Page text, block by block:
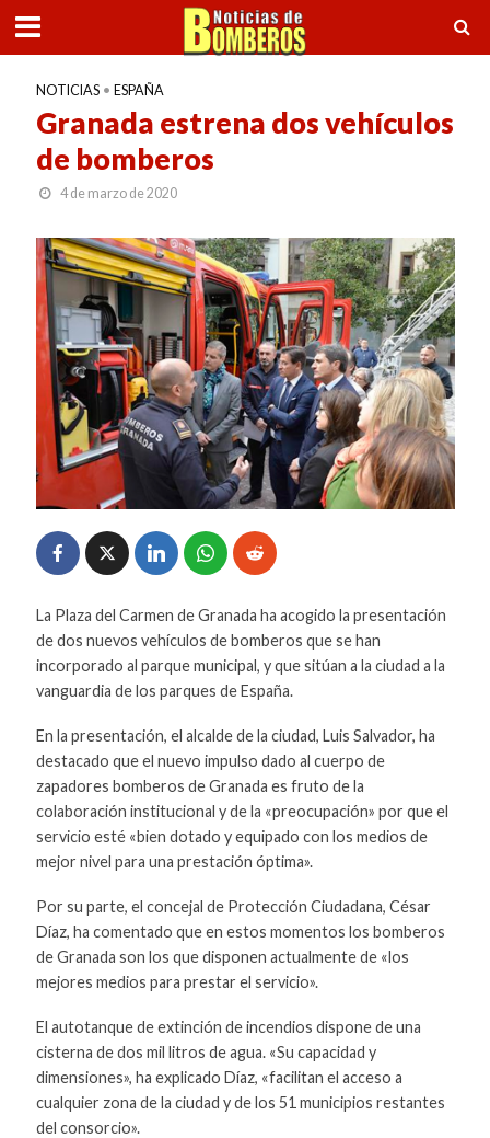
NOTICIAS • ESPAÑA
Granada estrena dos vehículos
de bomberos
4 de marzo de 2020
La Plaza del Carmen de Granada ha acogido la presentación
de dos nuevos vehículos de bomberos que se han
incorporado al parque municipal, y que sitúan a la ciudad a la
vanguardia de los parques de España.
En la presentación, el alcalde de la ciudad, Luis Salvador, ha
destacado que el nuevo impulso dado al cuerpo de
zapadores bomberos de Granada es fruto de la
colaboración institucional y de la «preocupación» por que el
servicio esté «bien dotado y equipado con los medios de
mejor nivel para una prestación óptima».
Por su parte, el concejal de Protección Ciudadana, César
Díaz, ha comentado que en estos momentos los bomberos
de Granada son los que disponen actualmente de «los
mejores medios para prestar el servicio».
El autotanque de extinción de incendios dispone de una
cisterna de dos mil litros de agua. «Su capacidad y
dimensiones», ha explicado Díaz, «facilitan el acceso a
cualquier zona de la ciudad y de los 51 municipios restantes
del consorcio».